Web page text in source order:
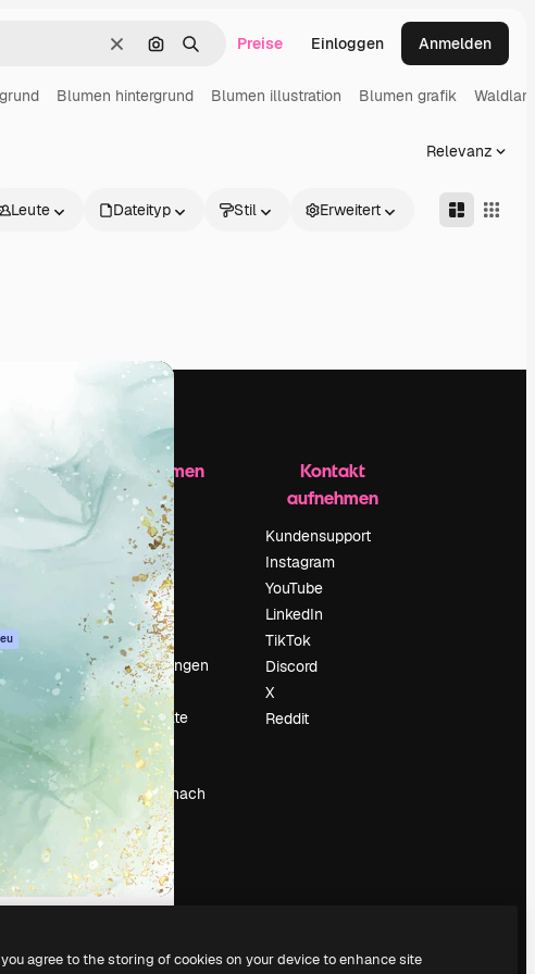
LöschenNach Bild suchen
SuchenPreise Einloggen Anmelden
Blumen hintergrund Blumen illustration Blumen grafik
Relevanz
Leute Dateityp Stil Erweitert
Unternehmen
Preise
Über uns
Reviews
Karriere
Suchtrends
Blog
Veranstaltungen
Slidesgo
Deine Inhalte
verkaufen
Pressesaal
Suchst du nach
magnific.ai
Kontakt
aufnehmen
Kundensupport
Instagram
YouTube
LinkedIn
TikTok
Discord
X
Reddit
agree to the storing of cookies on your device to enhance site